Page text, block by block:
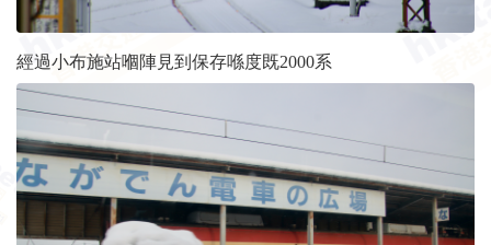
經過小布施站嗰陣見到保存喺度既2000系